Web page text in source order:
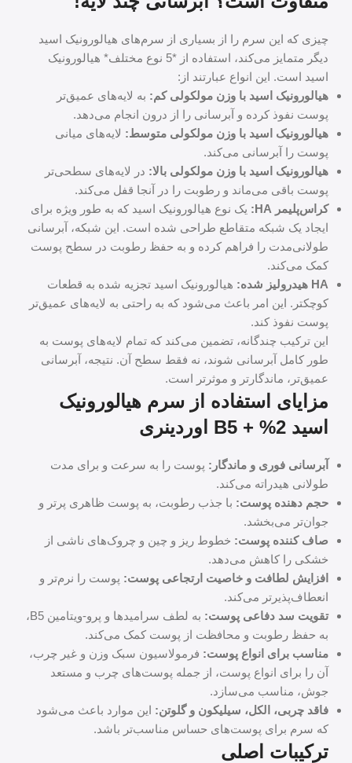
چیزی که این سرم را از بسیاری از سرم‌های هیالورونیک اسید
دیگر متمایز می‌کند، استفاده از *5 نوع مختلف* هیالورونیک
اسید است. این انواع عبارتند از:
هیالورونیک اسید با وزن مولکولی کم: به لایه‌های عمیق‌تر
پوست نفوذ کرده و آبرسانی را از درون انجام می‌دهد.
هیالورونیک اسید با وزن مولکولی متوسط: لایه‌های میانی
پوست را آبرسانی می‌کند.
هیالورونیک اسید با وزن مولکولی بالا: در لایه‌های سطحی‌تر
پوست باقی می‌ماند و رطوبت را در آنجا قفل می‌کند.
کراس‌پلیمر HA:
یک نوع هیالورونیک اسید که به طور ویژه برای
ایجاد یک شبکه متقاطع طراحی شده است. این شبکه، آبرسانی
طولانی‌مدت را فراهم کرده و به حفظ رطوبت در سطح پوست
کمک می‌کند.
HA هیدرولیز شده:
هیالورونیک اسید تجزیه شده به قطعات
کوچکتر. این امر باعث می‌شود که به راحتی به لایه‌های عمیق‌تر
پوست نفوذ کند.
این ترکیب چندگانه، تضمین می‌کند که تمام لایه‌های پوست به
طور کامل آبرسانی شوند، نه فقط سطح آن. نتیجه، آبرسانی
عمیق‌تر، ماندگارتر و موثرتر است.
مزایای استفاده از سرم هیالورونیک
اسید 2% + B5 اوردینری
آبرسانی فوری و ماندگار: پوست را به سرعت و برای مدت
طولانی هیدراته می‌کند.
حجم دهنده پوست: با جذب رطوبت، به پوست ظاهری پرتر و
جوان‌تر می‌بخشد.
صاف کننده پوست: خطوط ریز و چین و چروک‌های ناشی از
خشکی را کاهش می‌دهد.
افزایش لطافت و خاصیت ارتجاعی پوست: پوست را نرم‌تر و
انعطاف‌پذیرتر می‌کند.
تقویت سد دفاعی پوست:
به لطف سرامیدها و پرو-ویتامین B5،
به حفظ رطوبت و محافظت از پوست کمک می‌کند.
مناسب برای انواع پوست: فرمولاسیون سبک وزن و غیر چرب،
آن را برای انواع پوست، از جمله پوست‌های چرب و مستعد
جوش، مناسب می‌سازد.
فاقد چربی، الکل، سیلیکون و گلوتن: این موارد باعث می‌شود
که سرم برای پوست‌های حساس مناسب‌تر باشد.
ترکیبات اصلی